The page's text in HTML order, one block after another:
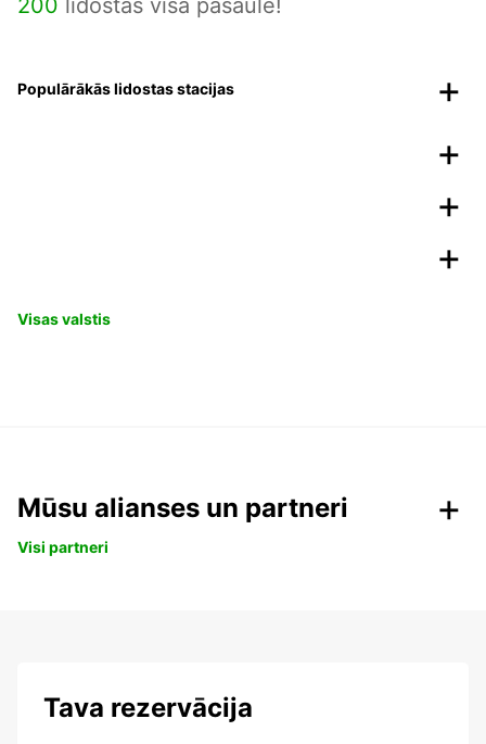
Populārākās lidostas stacijas
Visas valstis
Mūsu alianses un partneri
Visi partneri
Tava rezervācija